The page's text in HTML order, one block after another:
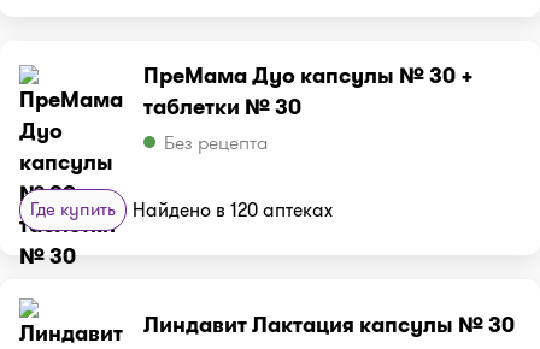
ПреМама Дуо капсулы № 30 +
таблетки № 30
Без рецепта
Где купить Найдено в 120 аптеках
Линдавит Лактация капсулы № 30